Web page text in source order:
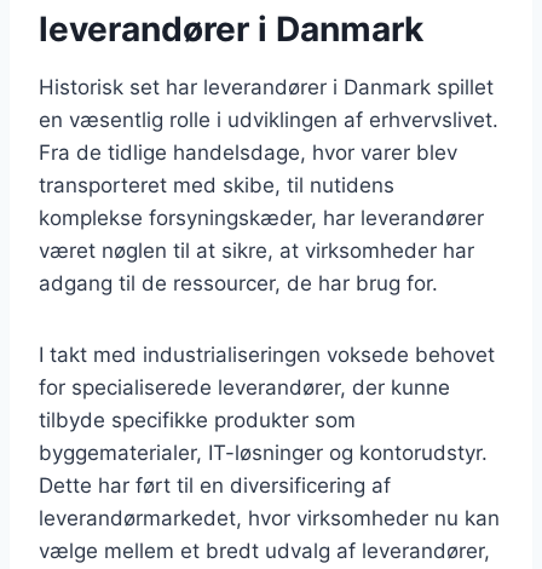
leverandører i Danmark
Historisk set har leverandører i Danmark spillet
en væsentlig rolle i udviklingen af erhvervslivet.
Fra de tidlige handelsdage, hvor varer blev
transporteret med skibe, til nutidens
komplekse forsyningskæder, har leverandører
været nøglen til at sikre, at virksomheder har
adgang til de ressourcer, de har brug for.
I takt med industrialiseringen voksede behovet
for specialiserede leverandører, der kunne
tilbyde specifikke produkter som
byggematerialer, IT-løsninger og kontorudstyr.
Dette har ført til en diversificering af
leverandørmarkedet, hvor virksomheder nu kan
vælge mellem et bredt udvalg af leverandører,